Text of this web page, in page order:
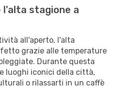
stagione a
all'aperto, l'alta
grazie alle temperature
Durante questa
luoghi iconici della città,
o rilassarti in un caffè